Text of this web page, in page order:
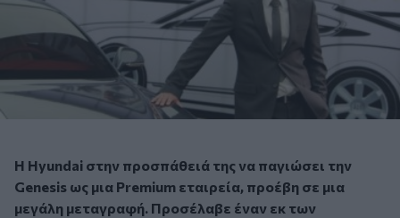
H Hyundai στην προσπάθειά της να παγιώσει την
Genesis ως μια Premium εταιρεία, προέβη σε μια
μεγάλη μεταγραφή. Προσέλαβε έναν εκ των